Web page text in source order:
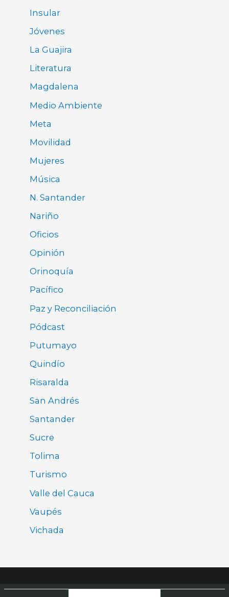
Insular
Jóvenes
La Guajira
Literatura
Magdalena
Medio Ambiente
Meta
Movilidad
Mujeres
Música
N. Santander
Nariño
Oficios
Opinión
Orinoquía
Pacífico
Paz y Reconciliación
Pódcast
Putumayo
Quindío
Risaralda
San Andrés
Santander
Sucre
Tolima
Turismo
Valle del Cauca
Vaupés
Vichada